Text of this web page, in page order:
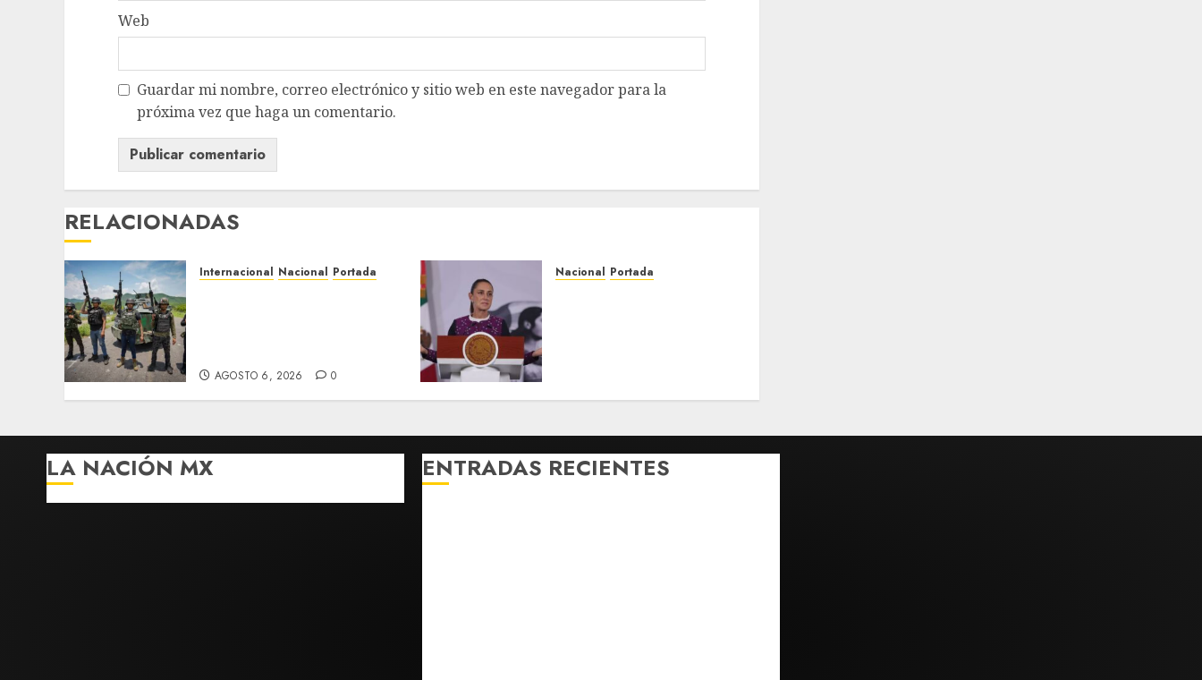
Web
Guardar mi nombre, correo electrónico y sitio web en este navegador para la
próxima vez que haga un comentario.
RELACIONADAS
Internacional Nacional Portada
AGOSTO 6, 2026 0
Nacional Portada
LA NACIÓN MX ENTRADAS RECIENTES